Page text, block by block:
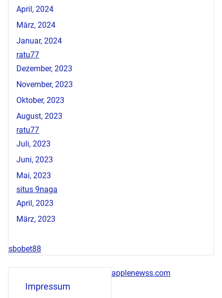
April, 2024
März, 2024
Januar, 2024
ratu77
Dezember, 2023
November, 2023
Oktober, 2023
August, 2023
ratu77
Juli, 2023
Juni, 2023
Mai, 2023
situs 9naga
April, 2023
März, 2023
sbobet88
Impressum
applenewss.com